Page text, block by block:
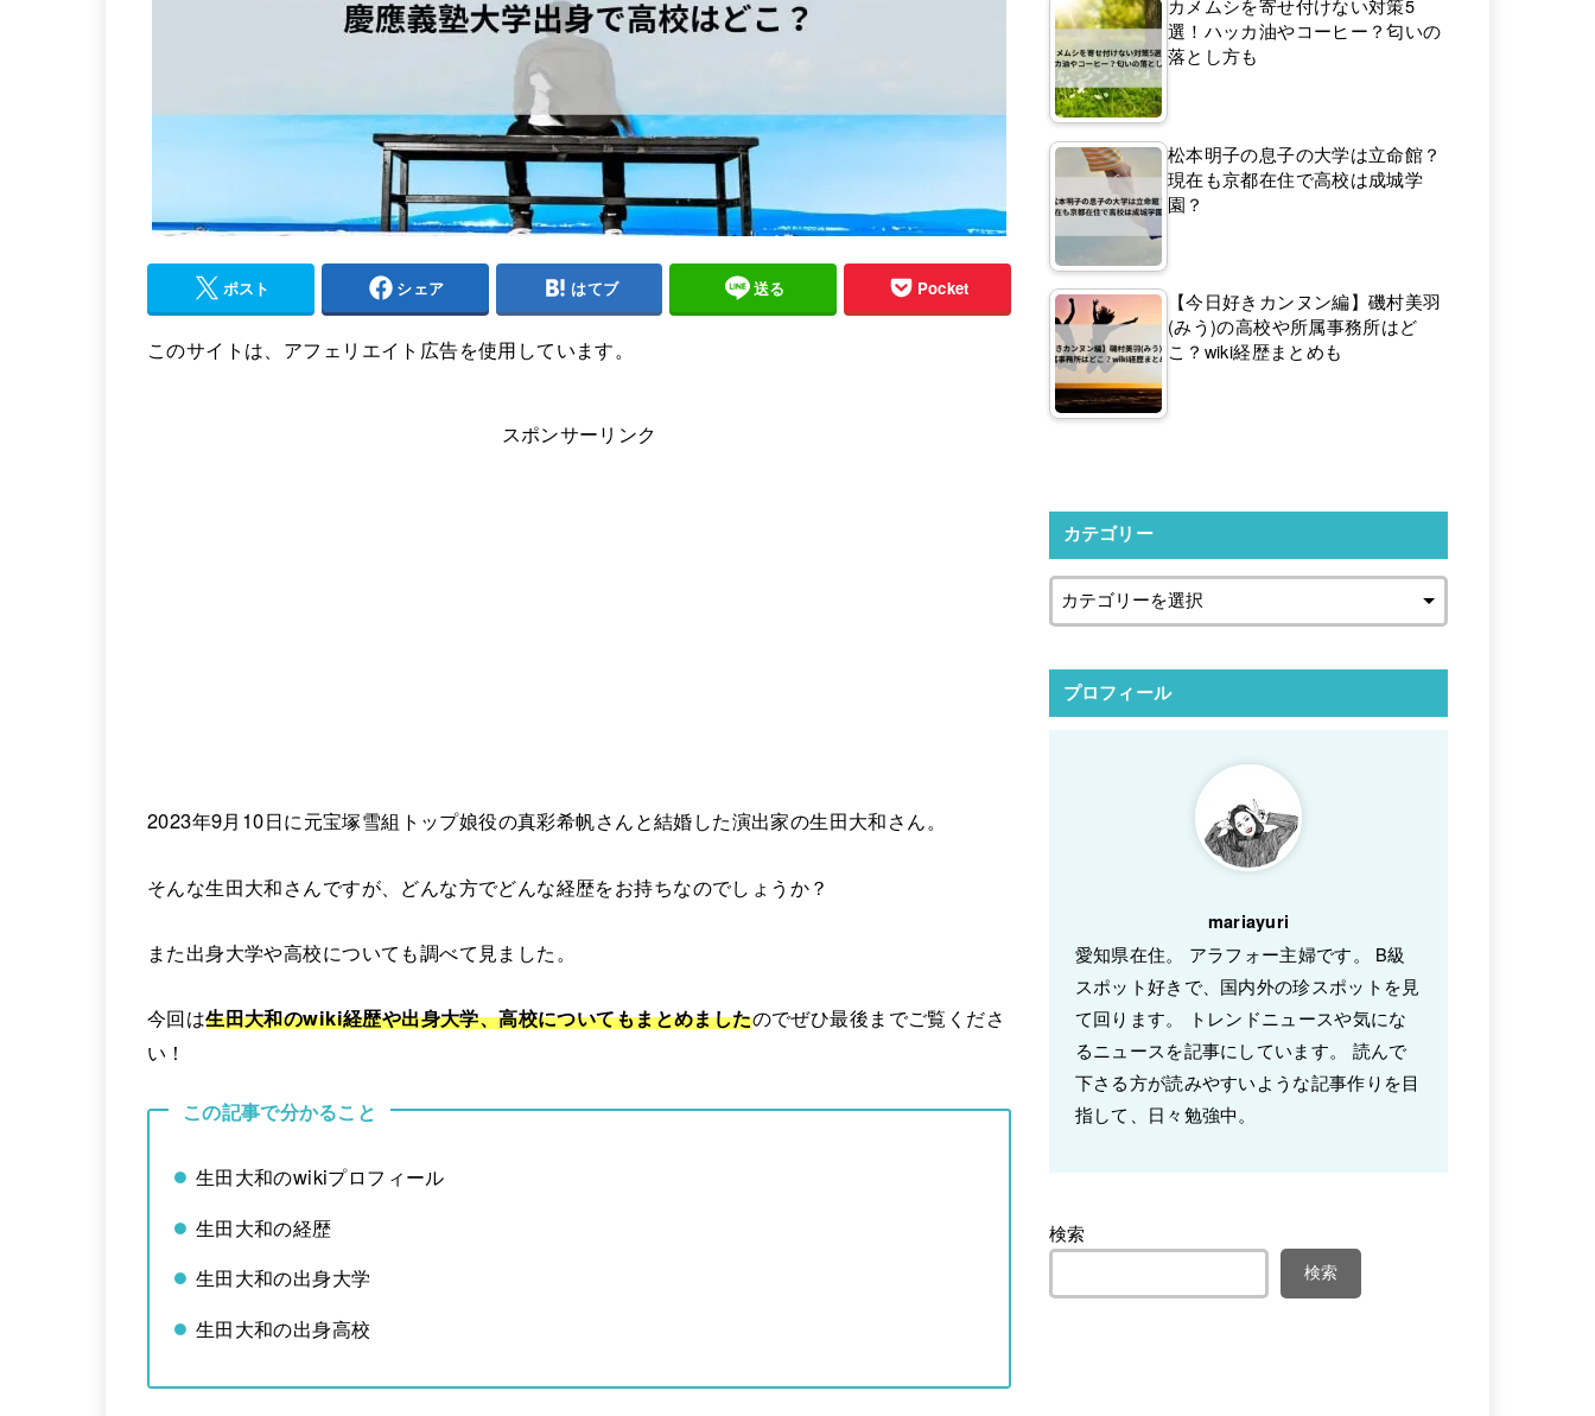
ポスト シェア はてブ 送る Pocket
このサイトは、アフェリエイト広告を使用しています。
スポンサーリンク
2023年9月10日に元宝塚雪組トップ娘役の真彩希帆さんと結婚した演出家の生田大和さん。
そんな生田大和さんですが、どんな方でどんな経歴をお持ちなのでしょうか？
また出身大学や高校についても調べて見ました。
今回は生田大和のwiki経歴や出身大学、高校についてもまとめましたのでぜひ最後までご覧くださ
い！
この記事で分かること
生田大和のwikiプロフィール
生田大和の経歴
生田大和の出身大学
生田大和の出身高校
カメムシを寄せ付けない対策5
選！ハッカ油やコーヒー？匂いの
落とし方も
松本明子の息子の大学は立命館？
現在も京都在住で高校は成城学
園？
【今日好きカンヌン編】磯村美羽
(みう)の高校や所属事務所はど
こ？wiki経歴まとめも
カテゴリー
プロフィール
mariayuri
愛知県在住。 アラフォー主婦です。 B級
スポット好きで、国内外の珍スポットを見
て回ります。 トレンドニュースや気にな
るニュースを記事にしています。 読んで
下さる方が読みやすいような記事作りを目
指して、日々勉強中。
検索
検索